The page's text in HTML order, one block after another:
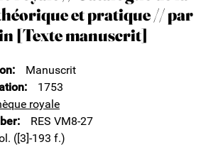
et pratique // par
[Texte manuscrit]
Manuscrit
1753
royale
RES VM8-27
([3]-193 f.)